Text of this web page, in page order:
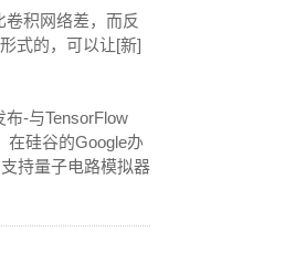
积网络差，而反
式的，可以让[新]
-与TensorFlow
在硅谷的Google办
持量子电路模拟器